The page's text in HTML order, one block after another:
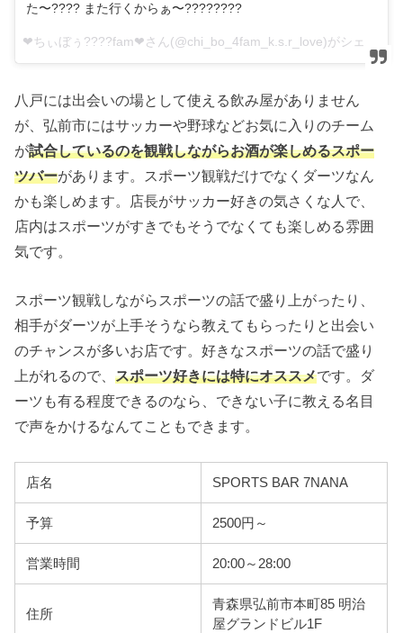
た〜???? また行くからぁ〜????????
八戸には出会いの場として使える飲み屋がありません
が、弘前市にはサッカーや野球などお気に入りのチーム
が試合しているのを観戦しながらお酒が楽しめるスポー
ツバーがあります。スポーツ観戦だけでなくダーツなん
かも楽しめます。店長がサッカー好きの気さくな人で、
店内はスポーツがすきでもそうでなくても楽しめる雰囲
気です。
スポーツ観戦しながらスポーツの話で盛り上がったり、
相手がダーツが上手そうなら教えてもらったりと出会い
のチャンスが多いお店です。好きなスポーツの話で盛り
上がれるので、スポーツ好きには特にオススメです。ダ
ーツも有る程度できるのなら、できない子に教える名目
で声をかけるなんてこともできます。
店名 SPORTS BAR 7NANA
予算 2500円～
営業時間 20:00～28:00
住所
青森県弘前市本町85 明治
屋グランドビル1F